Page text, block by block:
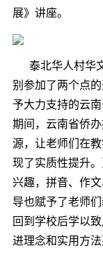
展》讲座。
泰北华人村华文
别参加了两个点
予大力支持的云
期间，云南省侨
源，让老师们在
现了实质性提升
兴趣，拼音、作文
导也赋予了老师
回到学校后学以
进理念和实用方法